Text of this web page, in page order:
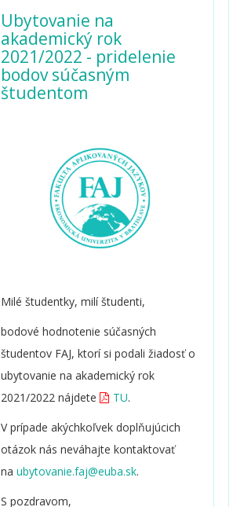
Ubytovanie na
akademický rok
2021/2022 - pridelenie
bodov súčasným
študentom
Milé študentky, milí študenti,
bodové hodnotenie súčasných
študentov FAJ, ktorí si podali žiadosť o
ubytovanie na akademický rok
2021/2022 nájdete
TU.
V prípade akýchkoľvek doplňujúcich
otázok nás neváhajte kontaktovať
na
.
S pozdravom,